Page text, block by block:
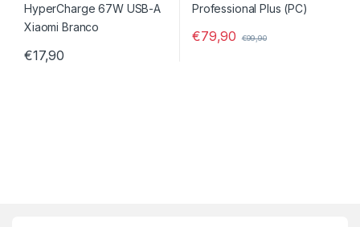
€17,90
€79,90 €99,90